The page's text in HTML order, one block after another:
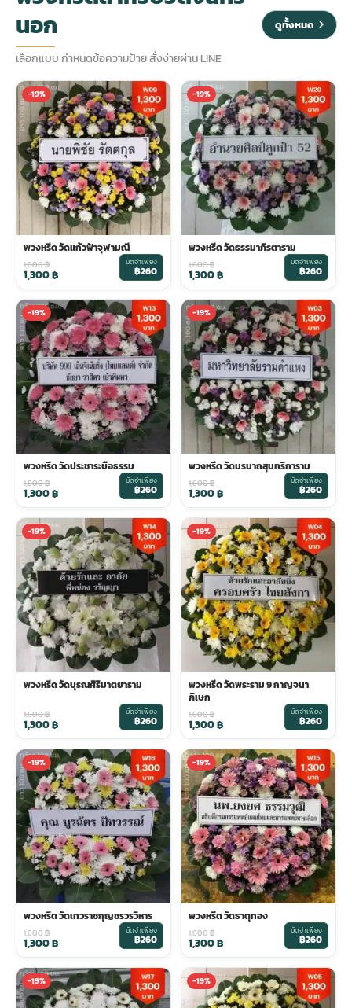
ดอกไม้งานศพ กรุงเทพ
ดอกไม้งานศพ ปากคลองตลาด
ร้านดอกไม้งานศพ ใกล้ฉัน
ดอกไม้งานศพ ราคาถูก
จัดดอกไม้งานศพ ราคา
ดอกไม้งานศพ ส่งฟรี
ดอกไม้งานศพ ออนไลน์
พวงดอกไม้งานศพ
tpdecorate ปูพื้น
พวงหรีดดอกไม้สด ราคาถูก
สั่งพวงหรีด ออนไลน์
ส่งพวงหรีด ด่วน กรุงเทพ
ร้านพวงหรีด กรุงเทพ ส่งฟรี
พวงหรีด ปากคลองตลาด ราคา
พวงหรีด ส่งด่วน วันนี้
ระดับเมรุ
มรุ ออนไลน์
มรุ ส่งด่วน
น้าเมรุ กรุงเทพ
นอก
เลือกแบบ กำหนดข้อความป้าย สั่งง่ายผ่าน LINE
ดูทั้งหมด
-19%
พวงหรีด วัดแก้วฟ้าจุฬามณี
1,600฿
1,300฿
มัดจำเพียง
฿260
-19%
พวงหรีด วัดธรรมาภิรตาราม
1,600฿
1,300฿
มัดจำเพียง
฿260
-19%
พวงหรีด วัดประชาระบือธรรม
1,600฿
1,300฿
มัดจำเพียง
฿260
-19%
พวงหรีด วัดนรนาถสุนทริการาม
1,600฿
1,300฿
มัดจำเพียง
฿260
-19%
พวงหรีด วัดบุรณศิริมาตยาราม
1,600฿
1,300฿
มัดจำเพียง
฿260
-19%
พวงหรีด วัดพระราม 9 กาญจนา
ภิเษก
1,600฿
1,300฿
มัดจำเพียง
฿260
-19%
พวงหรีด วัดเทวราชกุญชรวรวิหาร
1,600฿
1,300฿
มัดจำเพียง
฿260
-19%
พวงหรีด วัดธาตุทอง
1,600฿
1,300฿
มัดจำเพียง
฿260
-19% -19%